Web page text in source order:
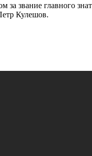
звание главного
Кулешов.